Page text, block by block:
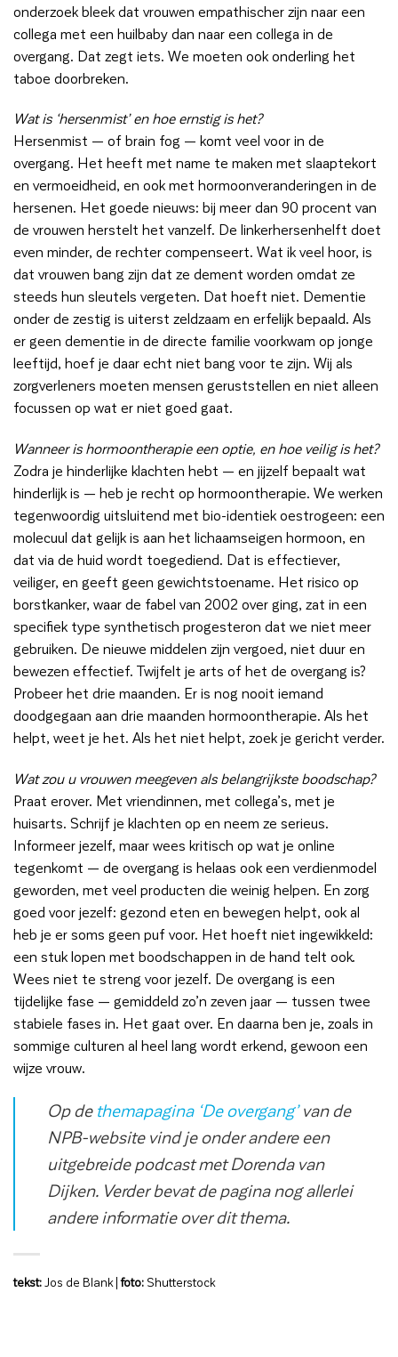
onderzoek bleek dat vrouwen empathischer zijn naar een
collega met een huilbaby dan naar een collega in de
overgang. Dat zegt iets. We moeten ook onderling het
taboe doorbreken.
Wat is ‘hersenmist’ en hoe ernstig is het?
Hersenmist — of brain fog — komt veel voor in de
overgang. Het heeft met name te maken met slaaptekort
en vermoeidheid, en ook met hormoonveranderingen in de
hersenen. Het goede nieuws: bij meer dan 90 procent van
de vrouwen herstelt het vanzelf. De linkerhersenhelft doet
even minder, de rechter compenseert. Wat ik veel hoor, is
dat vrouwen bang zijn dat ze dement worden omdat ze
steeds hun sleutels vergeten. Dat hoeft niet. Dementie
onder de zestig is uiterst zeldzaam en erfelijk bepaald. Als
er geen dementie in de directe familie voorkwam op jonge
leeftijd, hoef je daar echt niet bang voor te zijn. Wij als
zorgverleners moeten mensen geruststellen en niet alleen
focussen op wat er niet goed gaat.
Wanneer is hormoontherapie een optie, en hoe veilig is het?
Zodra je hinderlijke klachten hebt — en jijzelf bepaalt wat
hinderlijk is — heb je recht op hormoontherapie. We werken
tegenwoordig uitsluitend met bio-identiek oestrogeen: een
molecuul dat gelijk is aan het lichaamseigen hormoon, en
dat via de huid wordt toegediend. Dat is effectiever,
veiliger, en geeft geen gewichtstoename. Het risico op
borstkanker, waar de fabel van 2002 over ging, zat in een
specifiek type synthetisch progesteron dat we niet meer
gebruiken. De nieuwe middelen zijn vergoed, niet duur en
bewezen effectief. Twijfelt je arts of het de overgang is?
Probeer het drie maanden. Er is nog nooit iemand
doodgegaan aan drie maanden hormoontherapie. Als het
helpt, weet je het. Als het niet helpt, zoek je gericht verder.
Wat zou u vrouwen meegeven als belangrijkste boodschap?
Praat erover. Met vriendinnen, met collega’s, met je
huisarts. Schrijf je klachten op en neem ze serieus.
Informeer jezelf, maar wees kritisch op wat je online
tegenkomt — de overgang is helaas ook een verdienmodel
geworden, met veel producten die weinig helpen. En zorg
goed voor jezelf: gezond eten en bewegen helpt, ook al
heb je er soms geen puf voor. Het hoeft niet ingewikkeld:
een stuk lopen met boodschappen in de hand telt ook.
Wees niet te streng voor jezelf. De overgang is een
tijdelijke fase — gemiddeld zo’n zeven jaar — tussen twee
stabiele fases in. Het gaat over. En daarna ben je, zoals in
sommige culturen al heel lang wordt erkend, gewoon een
wijze vrouw.
Op de themapagina ‘De overgang’van de
NPB-website vind je onder andere een
uitgebreide podcast met Dorenda van
Dijken. Verder bevat de pagina nog allerlei
andere informatie over dit thema.
tekst:Jos de Blank |foto: Shutterstock